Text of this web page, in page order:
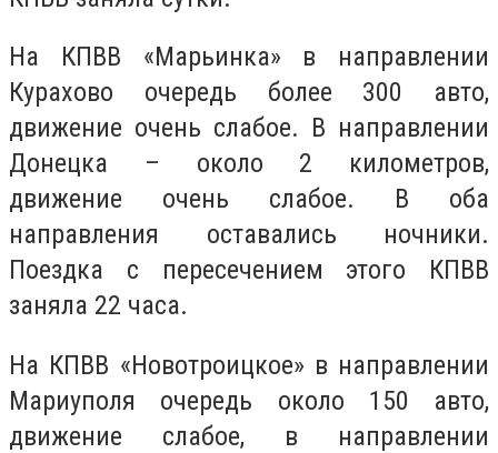
На КПВВ «Марьинка» в направлении
Курахово очередь более 300 авто,
движение очень слабое. В направлении
Донецка – около 2 километров,
движение очень слабое. В оба
направления оставались ночники.
Поездка с пересечением этого КПВВ
заняла 22 часа.
На КПВВ «Новотроицкое» в направлении
Мариуполя очередь около 150 авто,
движение слабое, в направлении